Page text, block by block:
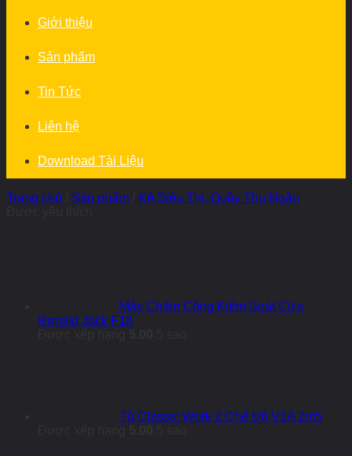
Giới thiệu
Sản phẩm
Tin Tức
Liên hệ
Download Tài Liệu
Trang chủ Sản phẩm
Kệ Siêu Thị, Quầy Thu Ngân
Máy Chấm Công Kiểm Soát Cửa
Ronald Jack F18
Tủ Classic Work 2 Chế Độ V1A 2m5